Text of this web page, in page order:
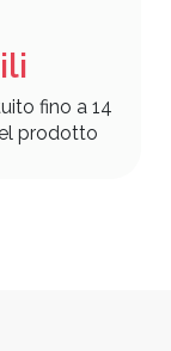
fino a 14
prodotto